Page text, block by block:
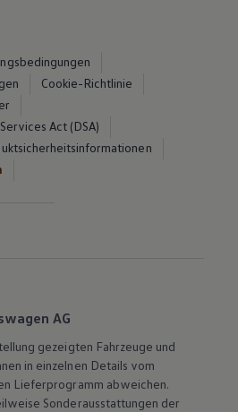
Cookie-Richtlinie
Act (DSA)
AG
gezeigten Fahrzeuge und
in einzelnen Details vom
Lieferprogramm abweichen.
Sonderausstattungen der